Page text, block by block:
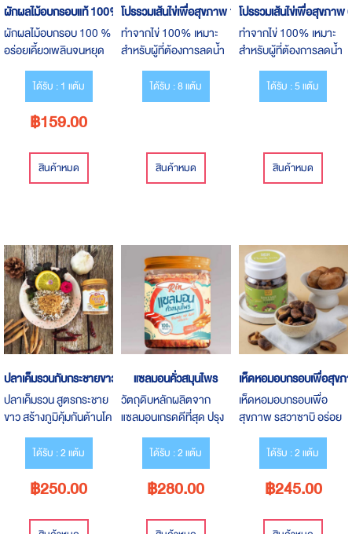
ผักผลไม้อบกรอบแท้ 100%
ผักผลไม้อบกรอบ 100 %
อร่อยเคี้ยวเพลินจนหยุด
กินไม่ได้ ไม่มีแป้ง ไม่มี
น้ำตาล สะอาด ปลอดภัย
กินแล้วมีแต่ได้ประโยชน์
ล้วน ๆ เหมาะกับคนที่รัก
ได้รับ : 1 แต้ม
฿159.00
สินค้าหมด
โปรรวมเส้นไข่เพื่อสุขภาพ 10 ถุง ส่งฟรี
ทำจากไข่ 100% เหมาะ
สำหรับผู้ที่ต้องการลดน้ำ
หนัก สายคีโต ผู้ป่วยโรคไต
มะเร็ง เบาหวาน เด็กและผู้
สูงอายุสามารถทานได้
ได้รับ : 8 แต้ม
สินค้าหมด
โปรรวมเส้นไข่เพื่อสุขภาพ
ทำจากไข่ 100% เหมาะ
สำหรับผู้ที่ต้องการลดน้ำ
หนัก สายคีโต ผู้ป่วยโรคไต
มะเร็ง เบาหวาน เด็กและผู้
สูงอายุสามารถทานได้
ได้รับ : 5 แต้ม
สินค้าหมด
ปลาเค็มรวนกับกระชายขาว
ปลาเค็มรวน สูตรกระชาย
ขาว สร้างภูมิคุ้มกันต้านโค
วิด มื้อง่ายๆ อร่อย ได้
ประโยชน์แบบเต็มๆ
ได้รับ : 2 แต้ม
฿250.00
แซลมอนคั่วสมุนไพร
วัตถุดิบหลักผลิตจาก
แซลมอนเกรดดีที่สุด ปรุง
ด้วยสมุนไพร กระชายขาว
กระเทียม เด็กทานได้ ดีต่อ
สุขภาพ
ได้รับ : 2 แต้ม
฿280.00
เห็ดหอมอบกรอบเพื่อสุขภ
เห็ดหอมอบกรอบเพื่อ
สุขภาพ รสวาซาบิ อร่อย
สะอาด ของว่างยามหิว
ได้รับ : 2 แต้ม
฿245.00